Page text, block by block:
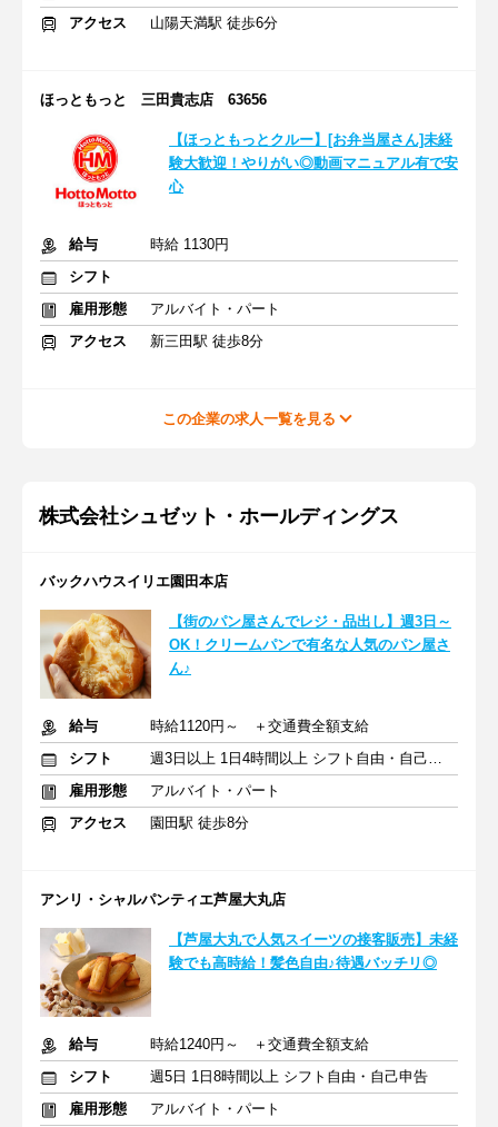
アクセス
山陽天満駅 徒歩6分
ほっともっと 三田貴志店 63656
【ほっともっとクルー】[お弁当屋さん]未経
験大歓迎！やりがい◎動画マニュアル有で安
心
給与
時給 1130円
シフト
雇用形態
アルバイト・パート
アクセス
新三田駅 徒歩8分
この企業の求人一覧を見る
株式会社シュゼット・ホールディングス
バックハウスイリエ園田本店
【街のパン屋さんでレジ・品出し】週3日～
OK！クリームパンで有名な人気のパン屋さ
ん♪
給与
時給1120円～ ＋交通費全額支給
シフト
週3日以上 1日4時間以上 シフト自由・自己申告
雇用形態
アルバイト・パート
アクセス
園田駅 徒歩8分
アンリ・シャルパンティエ芦屋大丸店
【芦屋大丸で人気スイーツの接客販売】未経
験でも高時給！髪色自由♪待遇バッチリ◎
給与
時給1240円～ ＋交通費全額支給
シフト
週5日 1日8時間以上 シフト自由・自己申告
雇用形態
アルバイト・パート